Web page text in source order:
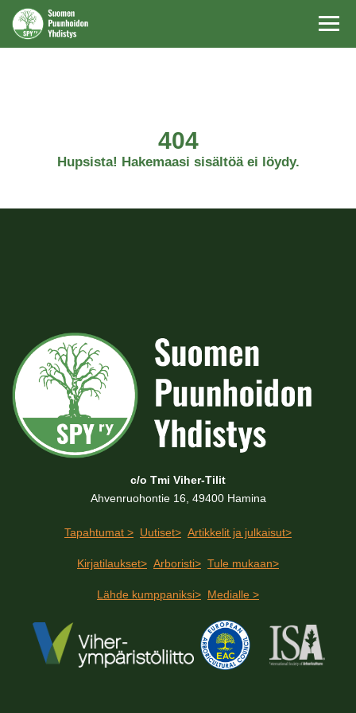
404
Hupsista! Hakemaasi sisältöä ei löydy.
c/o Tmi Viher-Tilit
Ahvenruohontie 16, 49400 Hamina
Tapahtumat > Uutiset> Artikkelit ja julkaisut>
Kirjatilaukset> Arboristi> Tule mukaan>
Lähde kumppaniksi> Medialle >